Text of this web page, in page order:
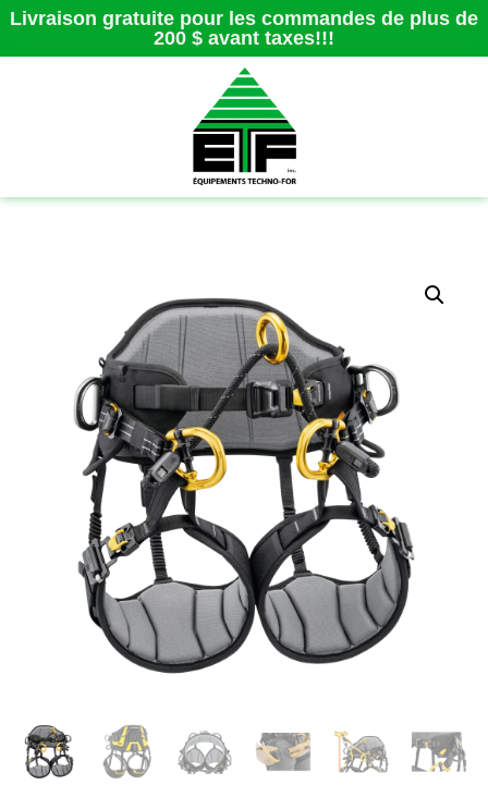
Livraison gratuite pour les commandes de plus de
200 $ avant taxes!!!